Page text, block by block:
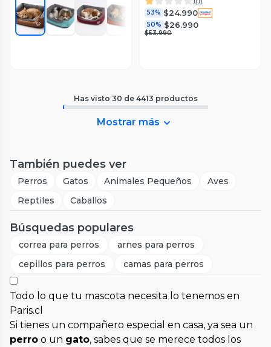
53% $24.990
50% $26.990
$53.990
Has visto 30 de 4413 productos
Mostrar más
También puedes ver
Perros Gatos Animales Pequeños
Aves
Reptiles
Caballos
Búsquedas populares
correa para perros
arnes para perros
cepillos para perros
camas para perros
Todo lo que tu mascota necesita lo tenemos en
Paris.cl
Si tienes un compañero especial en casa, ya sea un
perro o un gato, sabes que se merece todos los